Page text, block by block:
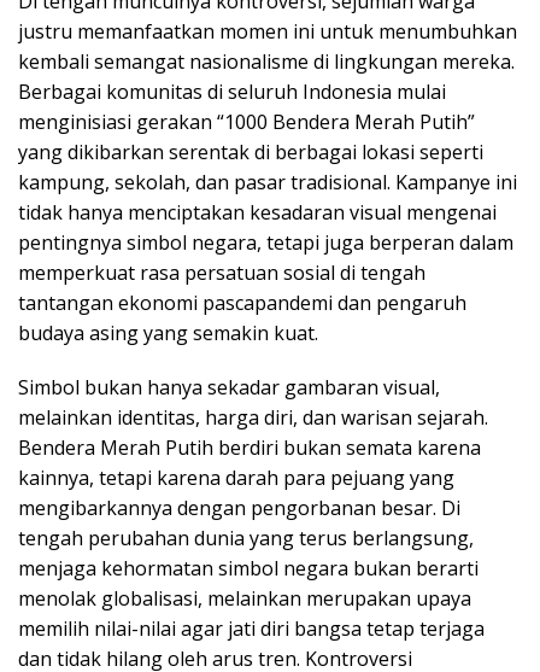
justru memanfaatkan momen ini untuk menumbuhkan
kembali semangat nasionalisme di lingkungan mereka.
Berbagai komunitas di seluruh Indonesia mulai
menginisiasi gerakan “1000 Bendera Merah Putih”
yang dikibarkan serentak di berbagai lokasi seperti
kampung, sekolah, dan pasar tradisional. Kampanye ini
tidak hanya menciptakan kesadaran visual mengenai
pentingnya simbol negara, tetapi juga berperan dalam
memperkuat rasa persatuan sosial di tengah
tantangan ekonomi pascapandemi dan pengaruh
budaya asing yang semakin kuat.
Simbol bukan hanya sekadar gambaran visual,
melainkan identitas, harga diri, dan warisan sejarah.
Bendera Merah Putih berdiri bukan semata karena
kainnya, tetapi karena darah para pejuang yang
mengibarkannya dengan pengorbanan besar. Di
tengah perubahan dunia yang terus berlangsung,
menjaga kehormatan simbol negara bukan berarti
menolak globalisasi, melainkan merupakan upaya
memilih nilai-nilai agar jati diri bangsa tetap terjaga
dan tidak hilang oleh arus tren. Kontroversi